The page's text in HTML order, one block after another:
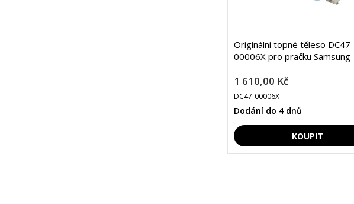
Originální topné těleso DC47-
00006X pro pračku Samsung
1 610,00 Kč
DC47-00006X
Dodání do 4 dnů